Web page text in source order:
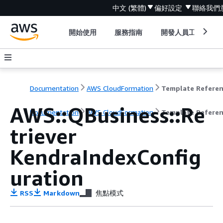
中文 (繁體) 偏好設定 聯絡我們
開始使用 服務指南 開發人員工具
Documentation AWS CloudFormation Template
Documentation AWS CloudFormation Template
AWS::QBusiness::Re
triever
KendraIndexConfig
uration
RSS Markdown 焦點模式